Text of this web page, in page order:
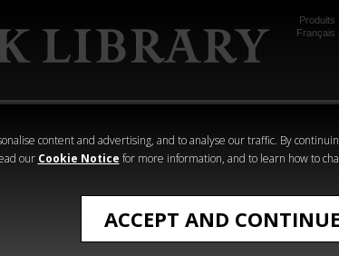
content and advertising, and to analyse our traffic. By
our Cookie Notice for more information, and to learn how to
ACCEPT AND CONTINUE
Produits
Français
Heresy
Crime
L'ange Exterminatus